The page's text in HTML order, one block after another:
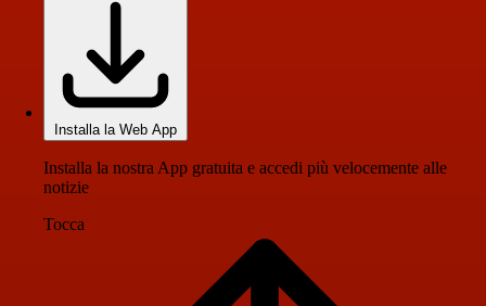
Installa la Web App
Installa la nostra App gratuita e accedi più velocemente alle
notizie
Tocca